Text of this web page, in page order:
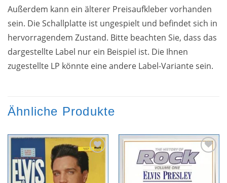
Außerdem kann ein älterer Preisaufkleber vorhanden
sein. Die Schallplatte ist ungespielt und befindet sich in
hervorragendem Zustand. Bitte beachten Sie, dass das
dargestellte Label nur ein Beispiel ist. Die Ihnen
zugestellte LP könnte eine andere Label-Variante sein.
Ähnliche Produkte
Zur
Wunschliste
hinzufügen
Zur
Wunschliste
hinzufügen